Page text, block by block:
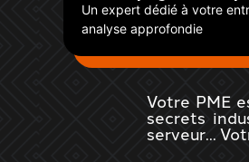
Un expert dédié à votre
analyse approfondie
Votre PME
secrets
serveur...